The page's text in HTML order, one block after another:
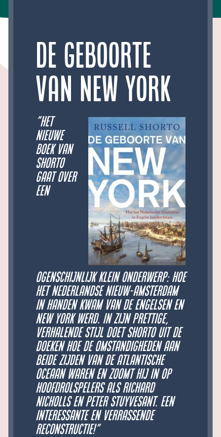
De geboorte
van New York
”Het
nieuwe
boek van
Shorto
gaat over
een
ogenschijnlijk klein onderwerp: hoe
het Nederlandse Nieuw-Amsterdam
in handen kwam van de Engelsen en
New York werd. In zijn prettige,
verhalende stijl doet Shorto uit de
doeken hoe de omstandigheden aan
beide zijden van de Atlantische
oceaan waren en zoomt hij in op
hoofdrolspelers als Richard
Nicholls en Peter Stuyvesant. Een
interessante en verrassende
reconstructie!”